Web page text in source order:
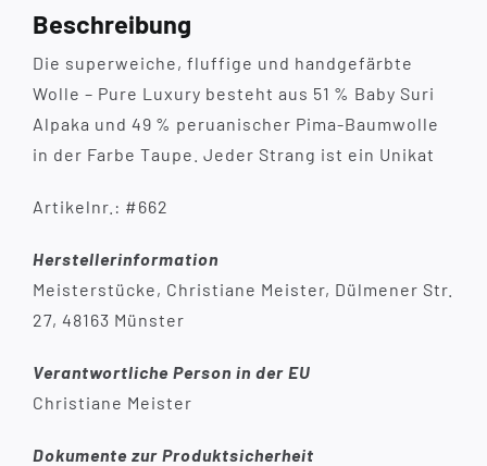
Beschreibung
Die superweiche, fluffige und handgefärbte
Wolle – Pure Luxury besteht aus 51 % Baby Suri
Alpaka und 49 % peruanischer Pima-Baumwolle
in der Farbe Taupe. Jeder Strang ist ein Unikat
Artikelnr.: #662
Herstellerinformation
Meisterstücke, Christiane Meister, Dülmener Str.
27, 48163 Münster
Verantwortliche Person in der EU
Christiane Meister
Dokumente zur Produktsicherheit